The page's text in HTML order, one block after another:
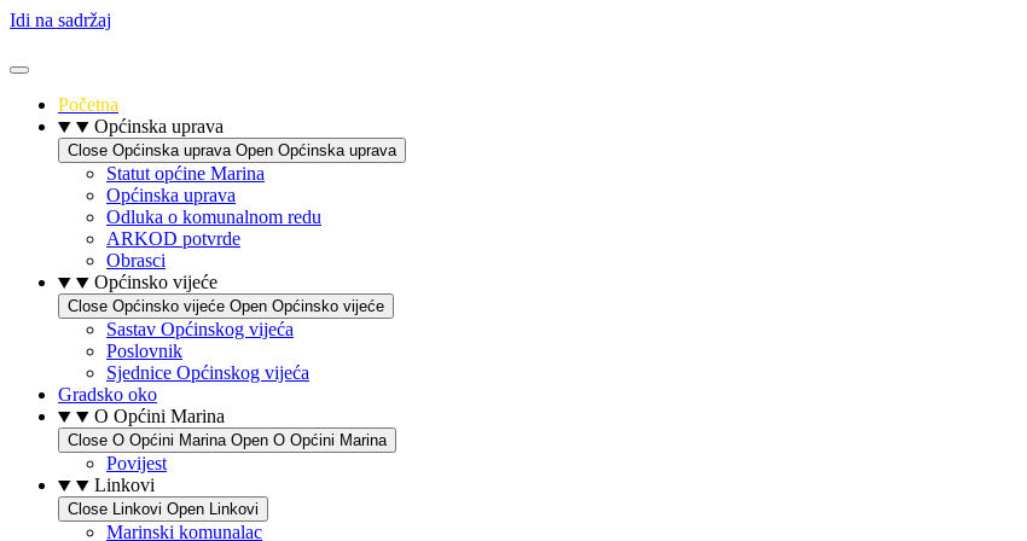
Idi na sadržaj
Početna
Općinska uprava
Close Općinska uprava Open Općinska uprava
Statut općine Marina
Općinska uprava
Odluka o komunalnom redu
ARKOD potvrde
Obrasci
Općinsko vijeće
Close Općinsko vijeće Open Općinsko vijeće
Sastav Općinskog vijeća
Poslovnik
Sjednice Općinskog vijeća
Gradsko oko
O Općini Marina
Close O Općini Marina Open O Općini Marina
Povijest
Linkovi
Close Linkovi Open Linkovi
Marinski komunalac